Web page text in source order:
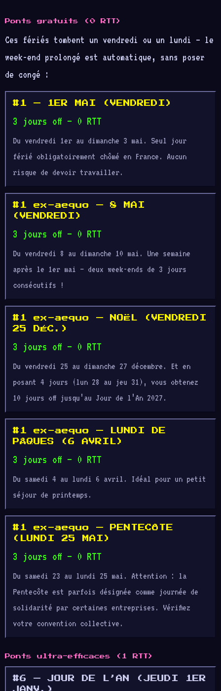
Ponts gratuits (0 RTT)
Ces fériés tombent un vendredi ou un lundi — le
week-end prolongé est automatique, sans poser
de congé :
#1 — 1ER MAI (VENDREDI)
3 jours off — 0 RTT
Du vendredi 1er au dimanche 3 mai. Seul jour
férié obligatoirement chômé en France. Aucun
risque de devoir travailler.
#1 ex-aequo — 8 MAI
(VENDREDI)
3 jours off — 0 RTT
Du vendredi 8 au dimanche 10 mai. Une semaine
après le 1er mai — deux week-ends de 3 jours
consécutifs !
#1 ex-aequo — NOËL (VENDREDI
25 DÉC.)
3 jours off — 0 RTT
Du vendredi 25 au dimanche 27 décembre. Et en
posant 4 jours (lun 28 au jeu 31), vous obtenez
10 jours off jusqu’au Jour de l’An 2027.
#1 ex-aequo — LUNDI DE
PÂQUES (6 AVRIL)
3 jours off — 0 RTT
Du samedi 4 au lundi 6 avril. Idéal pour un petit
séjour de printemps.
#1 ex-aequo — PENTECÔTE
(LUNDI 25 MAI)
3 jours off — 0 RTT
Du samedi 23 au lundi 25 mai. Attention : la
Pentecôte est parfois désignée comme journée de
solidarité par certaines entreprises. Vérifiez
votre convention collective.
Ponts ultra-efficaces (1 RTT)
#6 — JOUR DE L’AN (JEUDI 1ER
JANV.)